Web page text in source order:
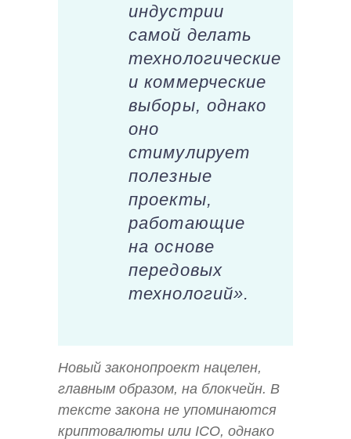
индустрии
самой делать
технологические
и коммерческие
выборы, однако
оно
стимулирует
полезные
проекты,
работающие
на основе
передовых
технологий».
Новый законопроект нацелен,
главным образом, на блокчейн. В
тексте закона не упоминаются
криптовалюты или ICO, однако